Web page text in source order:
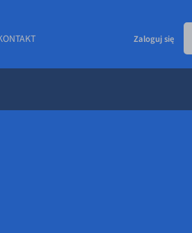
Zaloguj się